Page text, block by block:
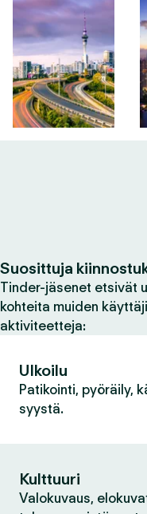
Suosittuja
Tinder-jäsenet etsivät
kohteita muiden
aktiviteetteja:
Ulkoilu
Patikointi, pyöräily,
syystä.
Kulttuuri
Valokuvaus,